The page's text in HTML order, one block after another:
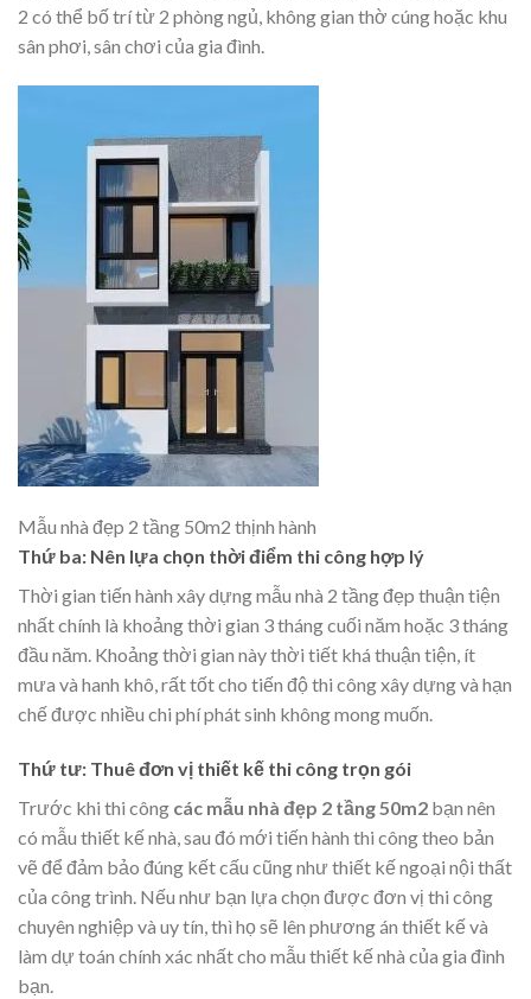
2 có thể bố trí từ 2 phòng ngủ, không gian thờ cúng hoặc khu
sân phơi, sân chơi của gia đình.
Mẫu nhà đẹp 2 tầng 50m2 thịnh hành
Thứ ba: Nên lựa chọn thời điểm thi công hợp lý
Thời gian tiến hành xây dựng mẫu nhà 2 tầng đẹp thuận tiện
nhất chính là khoảng thời gian 3 tháng cuối năm hoặc 3 tháng
đầu năm. Khoảng thời gian này thời tiết khá thuận tiện, ít
mưa và hanh khô, rất tốt cho tiến độ thi công xây dựng và hạn
chế được nhiều chi phí phát sinh không mong muốn.
Thứ tư: Thuê đơn vị thiết kế thi công trọn gói
Trước khi thi công các mẫu nhà đẹp 2 tầng 50m2 bạn nên
có mẫu thiết kế nhà, sau đó mới tiến hành thi công theo bản
vẽ để đảm bảo đúng kết cấu cũng như thiết kế ngoại nội thất
của công trình. Nếu như bạn lựa chọn được đơn vị thi công
chuyên nghiệp và uy tín, thì họ sẽ lên phương án thiết kế và
làm dự toán chính xác nhất cho mẫu thiết kế nhà của gia đình
bạn.